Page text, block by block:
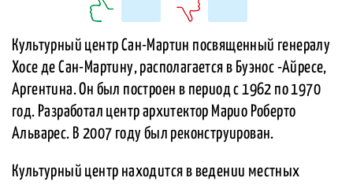
Культурный центр Сан-Мартин посвященный генералу
Хосе де Сан-Мартину, располагается в Буэнос -Айресе,
Аргентина. Он был построен в период с 1962 по 1970
год. Разработал центр архитектор Марио Роберто
Альварес. В 2007 году был реконструирован.
Культурный центр находится в ведении местных